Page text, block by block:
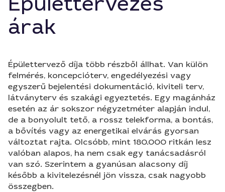
árak
Épülettervező díja több részből állhat. Van külön
felmérés, koncepcióterv, engedélyezési vagy
egyszerű bejelentési dokumentáció, kiviteli terv,
látványterv és szakági egyeztetés. Egy magánház
esetén az ár sokszor négyzetméter alapján indul,
de a bonyolult tető, a rossz telekforma, a bontás,
a bővítés vagy az energetikai elvárás gyorsan
változtat rajta. Olcsóbb, mint 180.000 ritkán lesz
valóban alapos, ha nem csak egy tanácsadásról
van szó. Szerintem a gyanúsan alacsony díj
később a kivitelezésnél jön vissza, csak nagyobb
összegben.